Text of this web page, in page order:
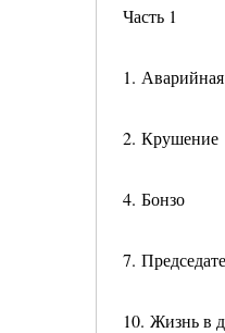
Часть 1
1.
2. Крушение
4. Бонзо
7.
10. Жизнь в